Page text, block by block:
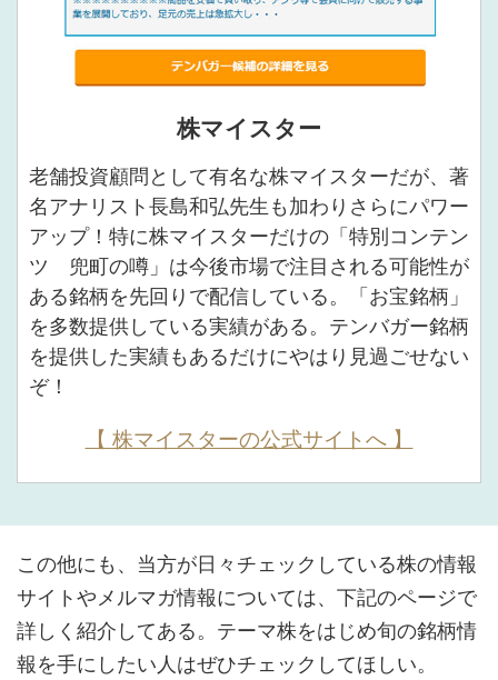
株マイスター
老舗投資顧問として有名な株マイスターだが、著
名アナリスト長島和弘先生も加わりさらにパワー
アップ！特に株マイスターだけの「特別コンテン
ツ 兜町の噂」は今後市場で注目される可能性が
ある銘柄を先回りで配信している。「お宝銘柄」
を多数提供している実績がある。テンバガー銘柄
を提供した実績もあるだけにやはり見過ごせない
ぞ！
【 株マイスターの公式サイトへ 】
この他にも、当方が日々チェックしている株の情報
サイトやメルマガ情報については、下記のページで
詳しく紹介してある。テーマ株をはじめ旬の銘柄情
報を手にしたい人はぜひチェックしてほしい。